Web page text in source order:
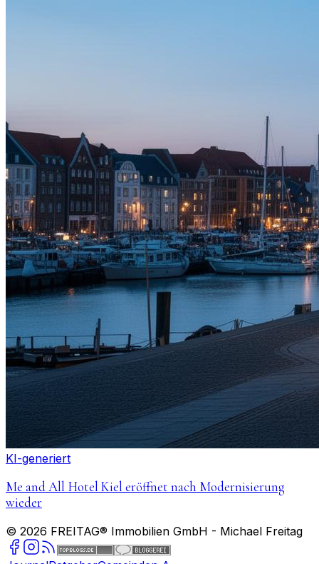
KI-generiert
Me and All Hotel Kiel eröffnet nach Modernisierung
wieder
© 2026 FREITAG® Immobilien GmbH - Michael Freitag